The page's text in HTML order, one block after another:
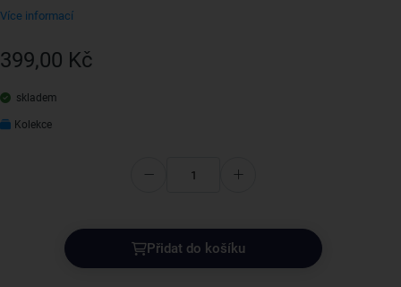
Více informací
399,00 Kč
skladem
Kolekce
Přidat do košíku